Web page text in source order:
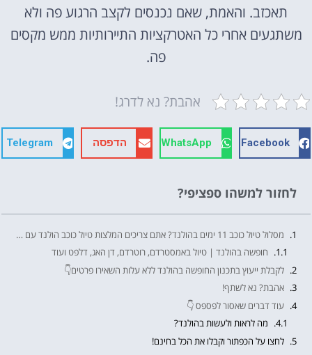
תאכזב. והאמת, שאם נכנסים לקצב הרגוע פה ולא
משתגעים אחרי כל האטרקציות התיירותיות ממש מקסים
פה.
אהבת? נא לדרג!
Facebook
WhatsApp הדפסה Telegram
לחזור למשהו ספציפי?
מסלול טיול כוכב 11 ימים בהולנד? אתם צריכים המלצות טיול כוכב הולנד עם ילדים? לפניכם כל המידע החשוב והמסלולים לטיול המשפחתי שלכם:
חופשה בהולנד | טיול באמסטרדם, רוטרדם, דן האג, דלפט ועוד
לקבלת ייעוץ בתכנון החופשה בהולנד ללא עלות השאירו פרטים👇
אהבת? נא לשתף!
עוד דברים שאסור לפספס 👇
מה לראות ולעשות בהולנד?
לחצו על הכפתור וקבלו את הכל בחינם!